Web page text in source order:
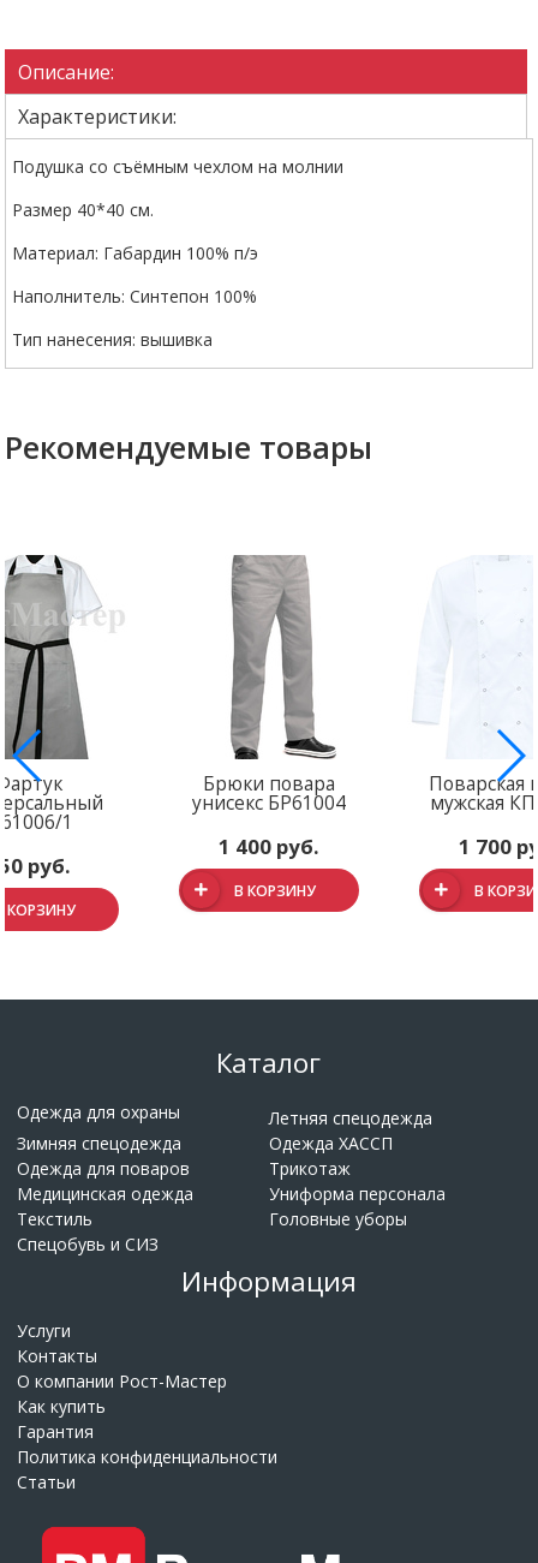
Описание:
Характеристики:
Подушка со съёмным чехлом на молнии
Размер 40*40 см.
Материал: Габардин 100% п/э
Наполнитель: Синтепон 100%
Тип нанесения: вышивка
Рекомендуемые товары
1
руб.
КОРЗИНУ
Брюки повара
унисекс БР61004
1 400 руб.
В КОРЗИНУ
Поварская
мужская
1 700
В
Каталог
Одежда для охраны
Летняя спецодежда
Зимняя спецодежда
Одежда ХАССП
Одежда для поваров
Трикотаж
Медицинская одежда
Униформа персонала
Текстиль
Головные уборы
Спецобувь и СИЗ
Информация
Услуги
Контакты
О компании Рост-Мастер
Как купить
Гарантия
Политика конфиденциальности
Статьи